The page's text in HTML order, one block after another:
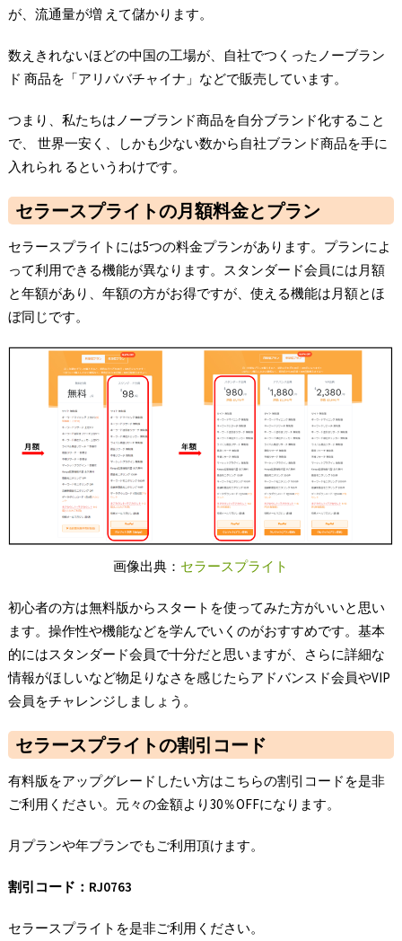
が、流通量が増 えて儲かります。
数えきれないほどの中国の工場が、自社でつくったノーブラン
ド 商品を「アリババチャイナ」などで販売しています。
つまり、私たちはノーブランド商品を自分ブランド化すること
で、 世界一安く、しかも少ない数から自社ブランド商品を手に
入れられ るというわけです。
セラースプライトの月額料金とプラン
セラースプライトには5つの料金プランがあります。プランによ
って利用できる機能が異なります。スタンダード会員には月額
と年額があり、年額の方がお得ですが、使える機能は月額とほ
ぼ同じです。
画像出典： セラースプライト
初心者の方は無料版からスタートを使ってみた方がいいと思い
ます。操作性や機能などを学んでいくのがおすすめです。基本
的にはスタンダード会員で十分だと思いますが、さらに詳細な
情報がほしいなど物足りなさを感じたらアドバンスド会員やVIP
会員をチャレンジしましょう。
セラースプライトの割引コード
有料版をアップグレードしたい方はこちらの割引コードを是非
ご利用ください。元々の金額より30％OFFになります。
月プランや年プランでもご利用頂けます。
割引コード：RJ0763
セラースプライトを是非ご利用ください。